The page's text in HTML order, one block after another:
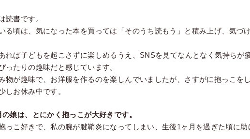
読書です。
る頃は、気になった本を買っては「そのうち読もう」と積み上げ、気づ
れば子どもを起こさずに楽しめるうえ、SNSを見てなんとなく気持ちが
ったりの趣味だと感じています。
物が趣味で、お洋服を作るのを楽しんでいましたが、さすがに抱っこを
しお休み中です。
娘は、とにかく抱っこが大好きです。
っこ好きで、私の腕が腱鞘炎になってしまい、生後1ヶ月を過ぎた頃に